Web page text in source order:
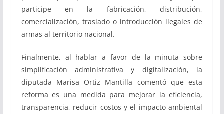
participe en la fabricación, distribución,
comercialización, traslado o introducción ilegales de
armas al territorio nacional.
Finalmente, al hablar a favor de la minuta sobre
simplificación administrativa y digitalización, la
diputada Marisa Ortiz Mantilla comentó que esta
reforma es una medida para mejorar la eficiencia,
transparencia, reducir costos y el impacto ambiental